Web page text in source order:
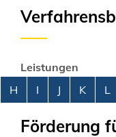
Leistungen
Alphabetisches
H I J K L
Förderung